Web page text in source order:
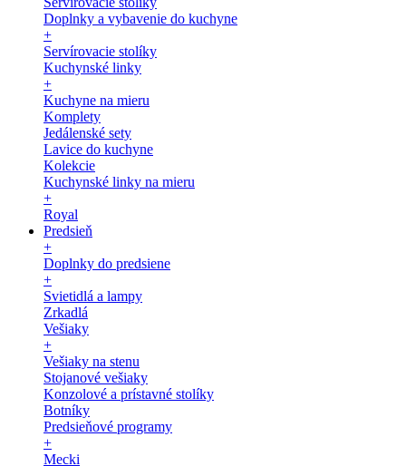
Doplnky a vybavenie do kuchyne
+
Servírovacie stolíky
Kuchynské linky
+
Kuchyne na mieru
Komplety
Jedálenské sety
Lavice do kuchyne
Kolekcie
Kuchynské linky na mieru
+
Royal
Predsieň
+
Doplnky do predsiene
+
Svietidlá a lampy
Zrkadlá
Vešiaky
+
Vešiaky na stenu
Stojanové vešiaky
Konzolové a prístavné stolíky
Botníky
Predsieňové programy
+
Mecki